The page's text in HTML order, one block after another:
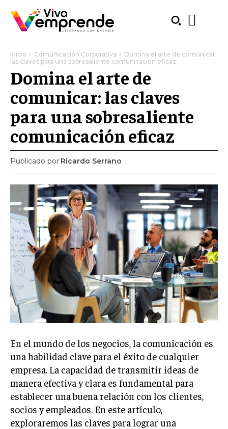
SUBSCRIBE
Welcome to Liberty Case
We have a curated list of the most noteworthy news from all
across the globe. With any subscription plan, you get access
toexclusive articlesthat let you stay ahead of the curve.
Your Profile
NEWS LIFESTYLE PUBLIC OPINION
Inicio Comunicación Corporativa
Domina el arte de comunicar:
las claves para una sobresaliente comunicación eficaz
Domina el arte de
comunicar: las claves
para una sobresaliente
comunicación eficaz
Publicado por Ricardo Serrano
En el mundo de los negocios, la comunicación es
una habilidad clave para el éxito de cualquier
empresa. La capacidad de transmitir ideas de
manera efectiva y clara es fundamental para
establecer una buena relación con los clientes,
socios y empleados. En este artículo,
exploraremos las claves para lograr una